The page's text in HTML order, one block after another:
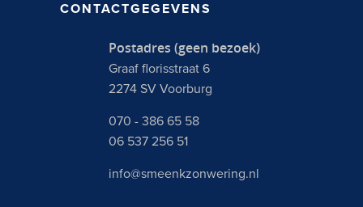
CONTACTGEGEVENS
Postadres (geen bezoek)
Graaf florisstraat 6
2274 SV Voorburg
070 - 386 65 58
06 537 256 51
info@smeenkzonwering.nl